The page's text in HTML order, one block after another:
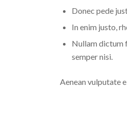
Donec pede
In enim justo,
Nullam dictum
semper nisi.
Aenean vulputate